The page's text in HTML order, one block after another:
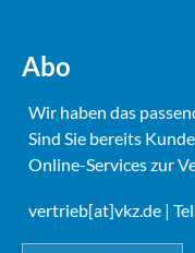
Abo
Wir haben das
Sind Sie bereits
Online-Services zur
vertrieb[at]vkz.de |